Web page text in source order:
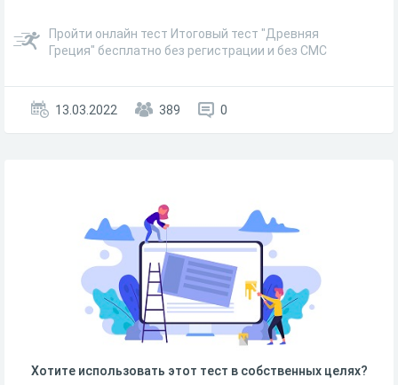
Пройти онлайн тест Итоговый тест "Древняя
Греция" бесплатно без регистрации и без СМС
13.03.2022 389 0
Хотите использовать этот тест в собственных целях?